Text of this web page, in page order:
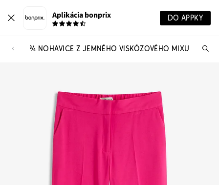
Aplikácia bonprix DO APPKY
¾ NOHAVICE Z JEMNÉHO VISKÓZOVÉHO MIXU